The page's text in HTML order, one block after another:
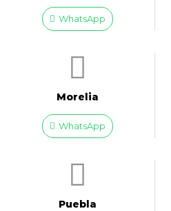
WhatsApp
Morelia
WhatsApp
Puebla